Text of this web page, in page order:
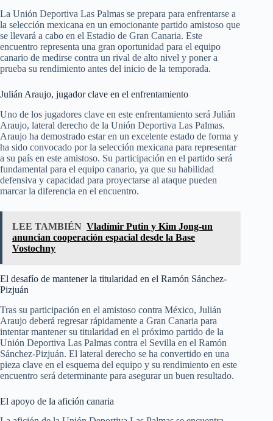
La Unión Deportiva Las Palmas se prepara para enfrentarse a
la selección mexicana en un emocionante partido amistoso que
se llevará a cabo en el Estadio de Gran Canaria. Este
encuentro representa una gran oportunidad para el equipo
canario de medirse contra un rival de alto nivel y poner a
prueba su rendimiento antes del inicio de la temporada.
Julián Araujo, jugador clave en el enfrentamiento
Uno de los jugadores clave en este enfrentamiento será Julián
Araujo, lateral derecho de la Unión Deportiva Las Palmas.
Araujo ha demostrado estar en un excelente estado de forma y
ha sido convocado por la selección mexicana para representar
a su país en este amistoso. Su participación en el partido será
fundamental para el equipo canario, ya que su habilidad
defensiva y capacidad para proyectarse al ataque pueden
marcar la diferencia en el encuentro.
LEE TAMBIÉN Vladímir Putin y Kim Jong-un
anuncian cooperación espacial desde la Base
Vostochny
El desafío de mantener la titularidad en el Ramón Sánchez-
Pizjuán
Tras su participación en el amistoso contra México, Julián
Araujo deberá regresar rápidamente a Gran Canaria para
intentar mantener su titularidad en el próximo partido de la
Unión Deportiva Las Palmas contra el Sevilla en el Ramón
Sánchez-Pizjuán. El lateral derecho se ha convertido en una
pieza clave en el esquema del equipo y su rendimiento en este
encuentro será determinante para asegurar un buen resultado.
El apoyo de la afición canaria